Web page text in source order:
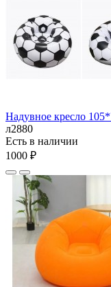
Надувное кресло
л2880
Есть в наличии
1000 ₽